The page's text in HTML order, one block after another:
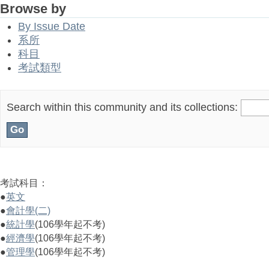
Browse by
By Issue Date
系所
科目
考試類型
Search within this community and its collections:
考試科目：
●英文
●會計學(二)
●統計學(106學年起不考)
●經濟學(106學年起不考)
●管理學(106學年起不考)